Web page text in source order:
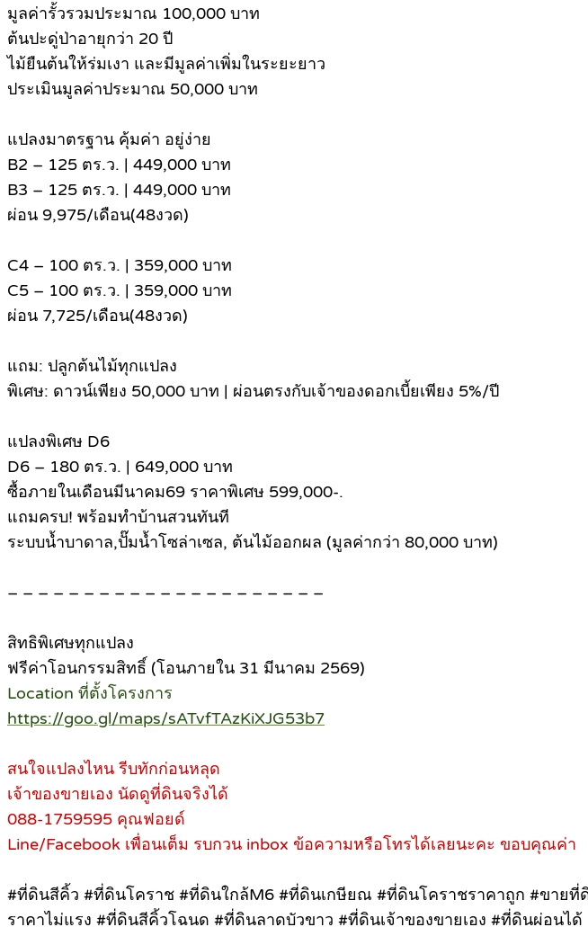
มูลค่ารั้วรวมประมาณ 100,000 บาท
ต้นปะดู่ป่าอายุกว่า 20 ปี
ไม้ยืนต้นให้ร่มเงา และมีมูลค่าเพิ่มในระยะยาว
ประเมินมูลค่าประมาณ 50,000 บาท
แปลงมาตรฐาน คุ้มค่า อยู่ง่าย
B2 – 125 ตร.ว. | 449,000 บาท
B3 – 125 ตร.ว. | 449,000 บาท
ผ่อน 9,975/เดือน(48งวด)
C4 – 100 ตร.ว. | 359,000 บาท
C5 – 100 ตร.ว. | 359,000 บาท
ผ่อน 7,725/เดือน(48งวด)
แถม: ปลูกต้นไม้ทุกแปลง
พิเศษ: ดาวน์เพียง 50,000 บาท | ผ่อนตรงกับเจ้าของดอกเบี้ยเพียง 5%/ปี
แปลงพิเศษ D6
D6 – 180 ตร.ว. | 649,000 บาท
ซื้อภายในเดือนมีนาคม69 ราคาพิเศษ 599,000-.
แถมครบ! พร้อมทำบ้านสวนทันที
ระบบน้ำบาดาล,ปั๊มน้ำโซล่าเซล, ต้นไม้ออกผล (มูลค่ากว่า 80,000 บาท)
– – – – – – – – – – – – – – – – – – – – –
สิทธิพิเศษทุกแปลง
ฟรีค่าโอนกรรมสิทธิ์ (โอนภายใน 31 มีนาคม 2569)
Location ที่ตั้งโครงการ
https://goo.gl/maps/sATvfTAzKiXJG53b7
สนใจแปลงไหน รีบทักก่อนหลุด
เจ้าของขายเอง นัดดูที่ดินจริงได้
088-1759595 คุณฟอยด์
Line/Facebook เพื่อนเต็ม รบกวน inbox ข้อความหรือโทรได้เลยนะคะ ขอบคุณค่า
#ที่ดินสีคิ้ว #ที่ดินโคราช #ที่ดินใกล้M6 #ที่ดินเกษียณ #ที่ดินโคราชราคาถูก #ขาย
ราคาไม่แรง #ที่ดินสีคิ้วโฉนด #ที่ดินลาดบัวขาว #ที่ดินเจ้าของขายเอง #ที่ดินผ่อนได้